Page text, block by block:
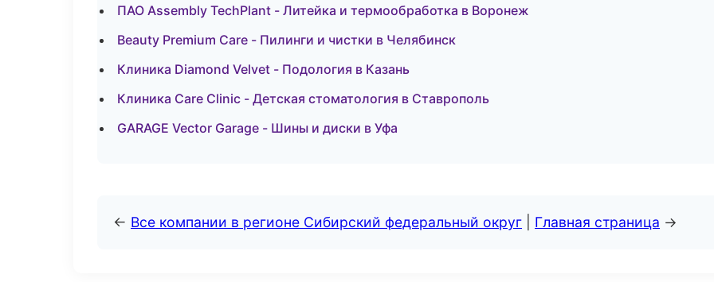
ПАО Assembly TechPlant - Литейка и термообработка в Воронеж
Beauty Premium Care - Пилинги и чистки в Челябинск
Клиника Diamond Velvet - Подология в Казань
Клиника Care Clinic - Детская стоматология в Ставрополь
GARAGE Vector Garage - Шины и диски в Уфа
← Все компании в регионе Сибирский федеральный округ Главная страница →